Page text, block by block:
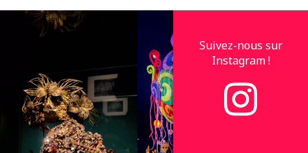
Suivez-nous sur
Instagram !